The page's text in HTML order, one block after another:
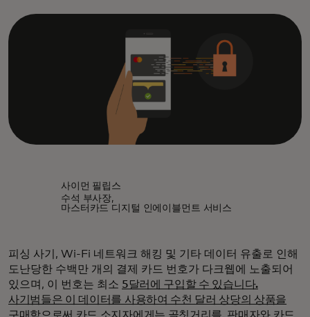
사이먼 필립스
수석 부사장,
마스터카드 디지털 인에이블먼트 서비스
피싱 사기, Wi-Fi 네트워크 해킹 및 기타 데이터 유출로 인해
도난당한 수백만 개의 결제 카드 번호가 다크웹에 노출되어
있으며, 이 번호는 최소 5달러에 구입할 수 있습니다.
사기범들은 이 데이터를 사용하여 수천 달러 상당의 상품을